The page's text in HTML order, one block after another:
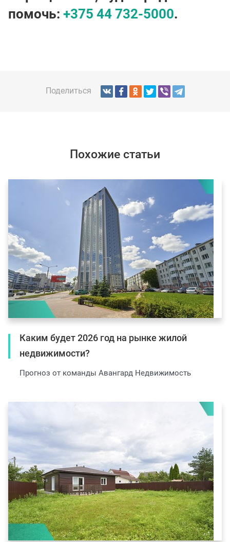
помочь: +375 44 732-5000.
Поделиться
Похожие статьи
Каким будет 2026 год на рынке жилой
недвижимости?
Прогноз от команды Авангард Недвижимость